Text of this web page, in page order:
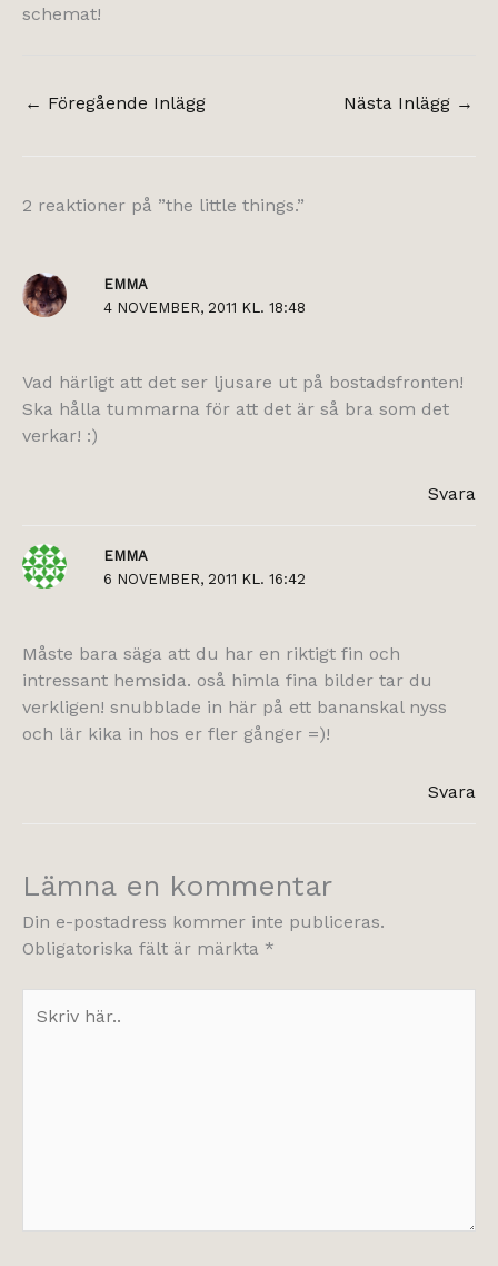
schemat!
← Föregående Inlägg Nästa Inlägg →
2 reaktioner på ”the little things.”
EMMA
4 NOVEMBER, 2011 KL. 18:48
Vad härligt att det ser ljusare ut på bostadsfronten!
Ska hålla tummarna för att det är så bra som det
verkar! :)
Svara
EMMA
6 NOVEMBER, 2011 KL. 16:42
Måste bara säga att du har en riktigt fin och
intressant hemsida. oså himla fina bilder tar du
verkligen! snubblade in här på ett bananskal nyss
och lär kika in hos er fler gånger =)!
Svara
Lämna en kommentar
Din e-postadress kommer inte publiceras.
Obligatoriska fält är märkta *
här..